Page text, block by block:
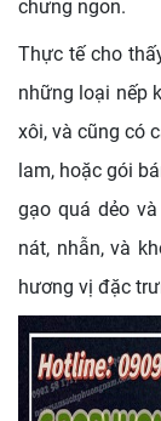
chưng ngon.
Thực tế cho
những loại nếp
xôi, và cũng có
lam, hoặc gói
gạo quá dẻo
nát, nhẫn, và
hương vị đặc